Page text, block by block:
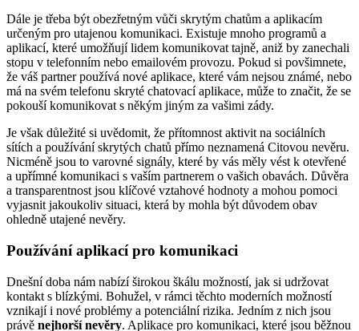
Dále je třeba být obezřetným vůči skrytým chatům a aplikacím
určeným pro utajenou komunikaci. Existuje mnoho programů a
aplikací, které umožňují lidem komunikovat tajně, aniž by zanechali
stopu v telefonním nebo emailovém provozu. Pokud si povšimnete,
že váš partner používá nové aplikace, které vám nejsou známé, nebo
má na svém telefonu skryté chatovací aplikace, může to značit, že se
pokouší komunikovat s někým jiným za vašimi zády.
Je však důležité si uvědomit, že přítomnost aktivit na sociálních
sítích a používání skrytých chatů přímo neznamená Citovou nevěru.
Nicméně jsou to varovné signály, které by vás měly vést k otevřené
a upřímné komunikaci s vaším partnerem o vašich obavách. Důvěra
a transparentnost jsou klíčové vztahové hodnoty a mohou pomoci
vyjasnit jakoukoliv situaci, která by mohla být důvodem obav
ohledně utajené nevěry.
Používání aplikací pro komunikaci
Dnešní doba nám nabízí širokou škálu možností, jak si udržovat
kontakt s blízkými. Bohužel, v rámci těchto moderních možností
vznikají i nové problémy a potenciální rizika. Jedním z nich jsou
právě nejhorší nevěry. Aplikace pro komunikaci, které jsou běžnou